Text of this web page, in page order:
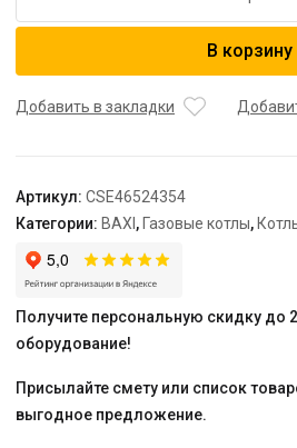
BAXI
1.24
В корзину
Добавить в закладки
Артикул: CSE46524354
Категории: BAXI , Газовые котлы,
Получите персональную скидку до
оборудование!
Присылайте смету или список
выгодное предложение.